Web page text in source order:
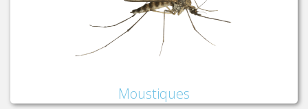
Moustiques